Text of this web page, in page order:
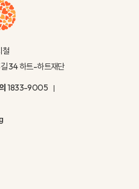
철
34 하트-하트재단
1833-9005